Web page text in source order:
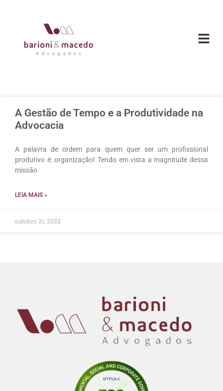
A Gestão de Tempo e a Produtividade na
Advocacia
A palavra de ordem para quem quer ser um profissional
produtivo é: organização! Tendo em vista a magnitude dessa
missão
LEIA MAIS »
outubro 21, 2022